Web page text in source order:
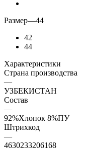
Размер—44
42
44
Характеристики
Страна производства
—
УЗБЕКИСТАН
Состав
—
92%Хлопок 8%ПУ
Штрихкод
—
4630233206168